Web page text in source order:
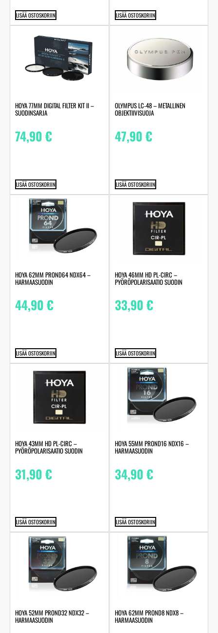
LISÄÄ OSTOSKORIIN LISÄÄ OSTOSKORIIN
HOYA 77MM DIGITAL FILTER KIT II –
SUODINSARJA
74,90€
LISÄÄ OSTOSKORIIN
OLYMPUS LC‑48 – METALLINEN
OBJEKTIIVISUOJA
47,90€
LISÄÄ OSTOSKORIIN
HOYA 62MM PROND64 NDX64 –
HARMAASUODIN
44,90€
LISÄÄ OSTOSKORIIN
HOYA 46MM HD PL-CIRC –
PYÖRÖPOLARISAATIO SUODIN
33,90€
LISÄÄ OSTOSKORIIN
HOYA 43MM HD PL-CIRC –
PYÖRÖPOLARISAATIO SUODIN
31,90€
LISÄÄ OSTOSKORIIN
HOYA 55MM PROND16 NDX16 –
HARMAASUODIN
34,90€
LISÄÄ OSTOSKORIIN
HOYA 52MM PROND32 NDX32 –
HARMAASUODIN
HOYA 62MM PROND8 NDX8 –
HARMAASUODIN